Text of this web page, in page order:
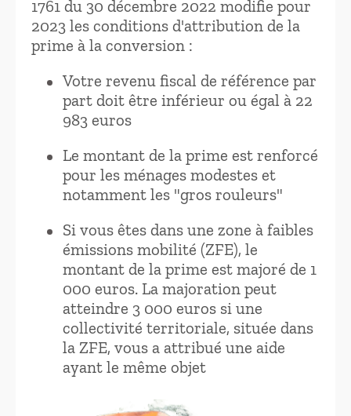
1761 du 30 décembre 2022 modifie pour
2023 les conditions d'attribution de la
prime à la conversion :
Votre revenu fiscal de référence par
part doit être inférieur ou égal à 22
983 euros
Le montant de la prime est renforcé
pour les ménages modestes et
notamment les "gros rouleurs"
Si vous êtes dans une zone à faibles
émissions mobilité (ZFE), le
montant de la prime est majoré de 1
000 euros. La majoration peut
atteindre 3 000 euros si une
collectivité territoriale, située dans
la ZFE, vous a attribué une aide
ayant le même objet